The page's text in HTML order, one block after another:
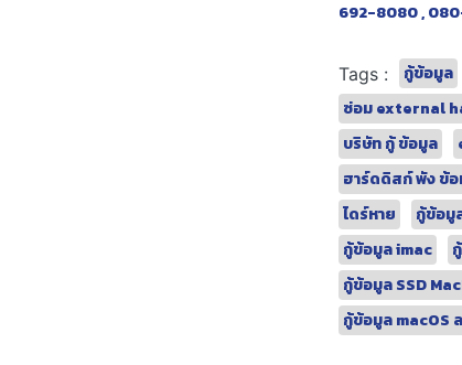
692-8080 ,
Tags : กู้ข้อมูล
ซ่อม external
บริษัท กู้ ข้อมูล
ฮาร์ดดิสก์ พัง ข้
ไดร์หาย
กู้ข้อมู
กู้ข้อมูล imac
กู้ข้อมูล SSD
กู้ข้อมูล macOS